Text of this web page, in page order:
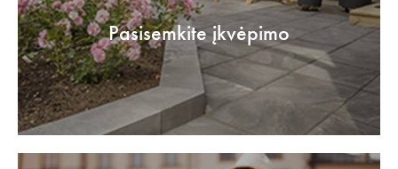
Pasisemkite įkvėpimo